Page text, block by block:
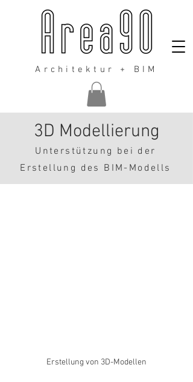
Architektur + BIM
3D Modellierung
Unterstützung bei der
Erstellung des BIM-Modells
Erstellung von 3D-Modellen